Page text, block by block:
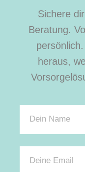
Sichere
Beratung.
heraus,